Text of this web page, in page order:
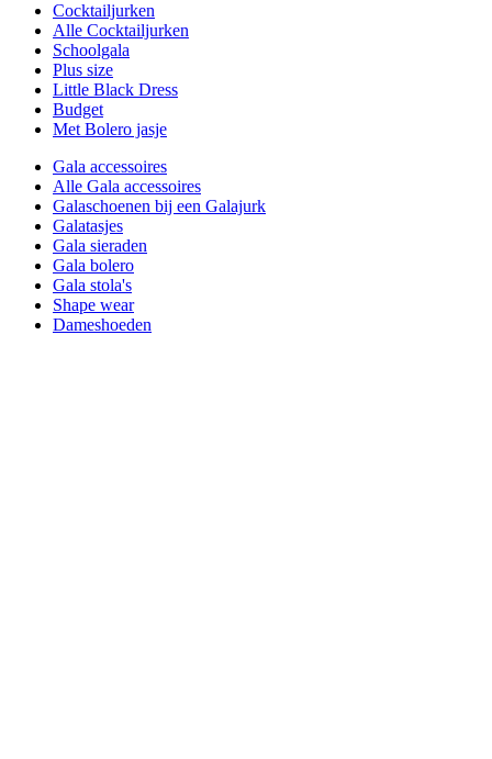
Cocktailjurken
Alle Cocktailjurken
Schoolgala
Plus size
Little Black Dress
Budget
Met Bolero jasje
Gala accessoires
Alle Gala accessoires
Galaschoenen bij een Galajurk
Galatasjes
Gala sieraden
Gala bolero
Gala stola's
Shape wear
Dameshoeden